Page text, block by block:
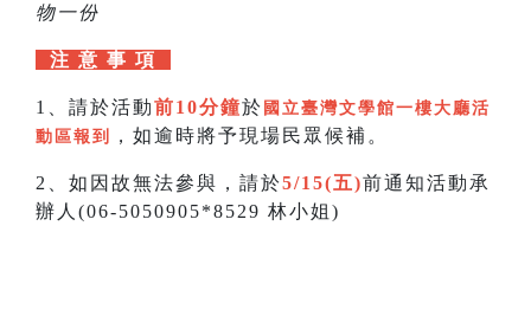
物一份
注 意 事 項
1、請於活動前10分鐘於 國立臺灣文學館一樓大廳活
動區報到
，如逾時將予現場民眾候補。
2、如因故無法參與，請於5/15(五)前通知活動承
辦人(06-5050905*8529 林小姐)